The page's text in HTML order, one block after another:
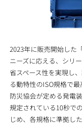
2023年に販売開始した
ニーズに応える、シリ
省スペース性を実現し
る動特性のISO規格で
防災協会が定める発電
規定されている10秒で
じめ、各規格に準拠し